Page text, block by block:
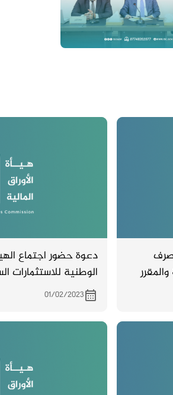
دعوة حضور اجتماع
الوطنية للاستثمارات
زقاق 14 دار 16 خلف فندق سبأ
01/02/2023